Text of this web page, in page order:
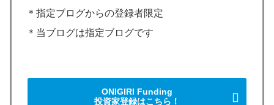
＊指定ブログからの登録者限定
＊当ブログは指定ブログです
ONIGIRI Funding
投資家登録はこちら！